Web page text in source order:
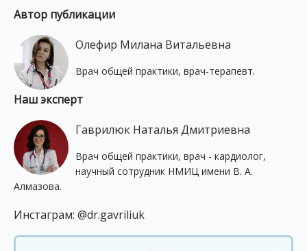
Автор публикации
Олефир Милана Витальевна
Врач общей практики, врач-терапевт.
Наш эксперт
Гаврилюк Наталья Дмитриевна
Врач общей практики, врач - кардиолог,
научный сотрудник НМИЦ имени В. А.
Алмазова.
Инстаграм: @dr.gavriliuk